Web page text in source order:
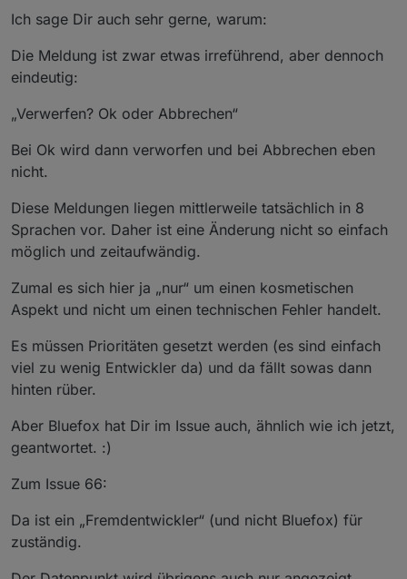
Ich sage Dir auch sehr gerne, warum:
Die Meldung ist zwar etwas irreführend, aber dennoch
eindeutig:
„Verwerfen? Ok oder Abbrechen“
Bei Ok wird dann verworfen und bei Abbrechen eben
nicht.
Diese Meldungen liegen mittlerweile tatsächlich in 8
Sprachen vor. Daher ist eine Änderung nicht so einfach
möglich und zeitaufwändig.
Zumal es sich hier ja „nur“ um einen kosmetischen
Aspekt und nicht um einen technischen Fehler handelt.
Es müssen Prioritäten gesetzt werden (es sind einfach
viel zu wenig Entwickler da) und da fällt sowas dann
hinten rüber.
Aber Bluefox hat Dir im Issue auch, ähnlich wie ich jetzt,
geantwortet. :)
Zum Issue 66:
Da ist ein „Fremdentwickler“ (und nicht Bluefox) für
zuständig.